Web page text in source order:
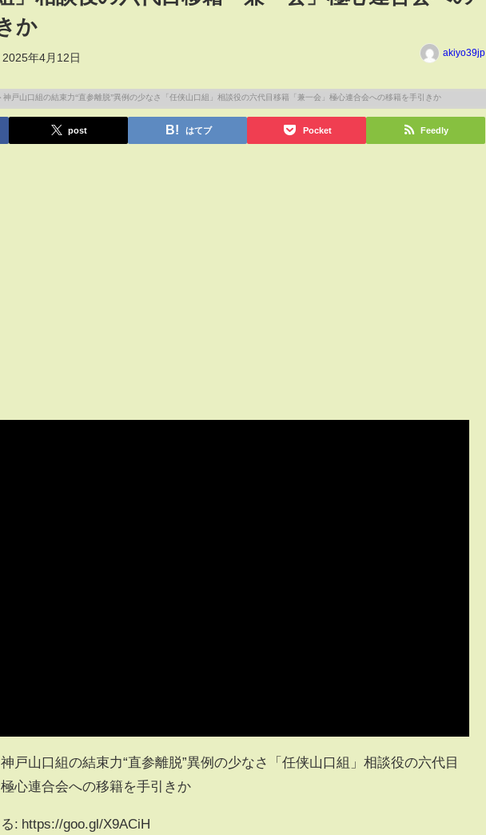
か
2025年4月12日 akiyo39jp
post はてブ Pocket Feedly
戸山口組の結束力“直参離脱”異例の少なさ「任侠山口組」相談役の六代目
心連合会への移籍を手引きか
: https://goo.gl/X9ACiH